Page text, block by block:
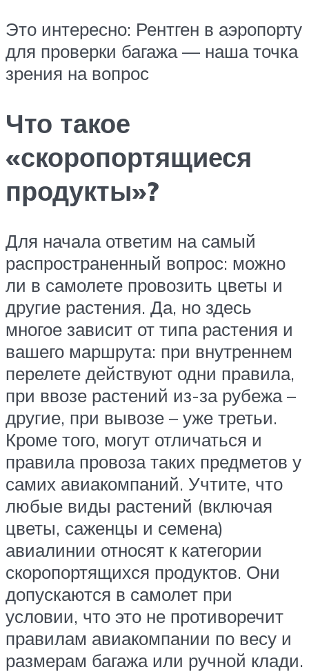
Это интересно: Рентген в аэропорту
для проверки багажа — наша точка
зрения на вопрос
Что такое
«скоропортящиеся
продукты»?
Для начала ответим на самый
распространенный вопрос: можно
ли в самолете провозить цветы и
другие растения. Да, но здесь
многое зависит от типа растения и
вашего маршрута: при внутреннем
перелете действуют одни правила,
при ввозе растений из-за рубежа –
другие, при вывозе – уже третьи.
Кроме того, могут отличаться и
правила провоза таких предметов у
самих авиакомпаний. Учтите, что
любые виды растений (включая
цветы, саженцы и семена)
авиалинии относят к категории
скоропортящихся продуктов. Они
допускаются в самолет при
условии, что это не противоречит
правилам авиакомпании по весу и
размерам багажа или ручной клади.